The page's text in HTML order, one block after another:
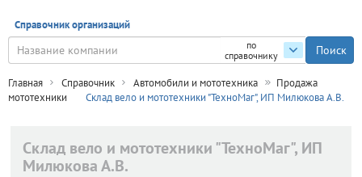
Справочник организаций
по
справочнику
Главная Справочник Автомобили и мототехника
Продажа
мототехники
Склад вело и мототехники "ТехноМаг", ИП Милюкова А.В.
Склад вело и мототехники "ТехноМаг", ИП
Милюкова А.В.